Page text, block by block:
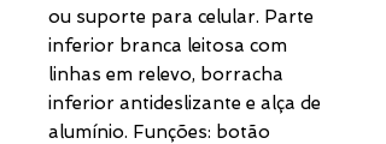
ou suporte para celular. Parte
inferior branca leitosa com
linhas em relevo, borracha
inferior antideslizante e alça de
alumínio. Funções: botão